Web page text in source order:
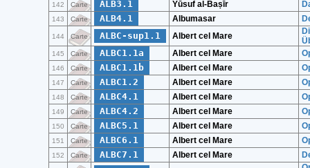
142 Carte ALB3.1 Yūsuf al-Baṣīr
143 Carte ALB4.1 Albumasar
144 Carte ALBC-sup1.1 Albert cel Mare
145 Carte ALBC1.1a Albert cel Mare
146 Carte ALBC1.1b Albert cel Mare
147 Carte ALBC1.2 Albert cel Mare
148 Carte ALBC4.1 Albert cel Mare
149 Carte ALBC4.2 Albert cel Mare
150 Carte ALBC5.1 Albert cel Mare
151 Carte ALBC6.1 Albert cel Mare
152 Carte ALBC7.1 Albert cel Mare